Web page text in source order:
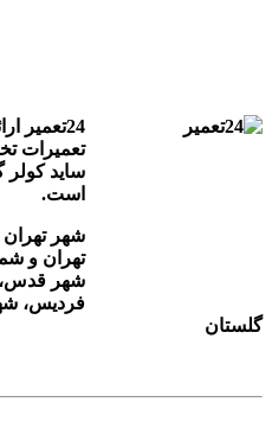
24تعمیر
تعمیرات
ساید
است.
شهر
تهران و
شهر قدس،
فردیس،
گلستان